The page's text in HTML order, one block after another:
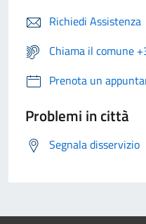
Richiedi Assistenza
Chiama il comune
Prenota un
Problemi in città
Segnala disservizio